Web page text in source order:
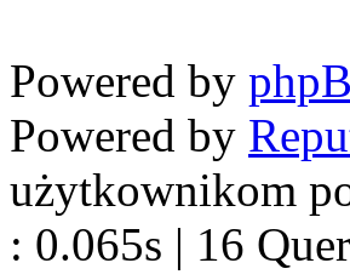
Powered by
Powered by
użytkownikom
: 0.065s | 16